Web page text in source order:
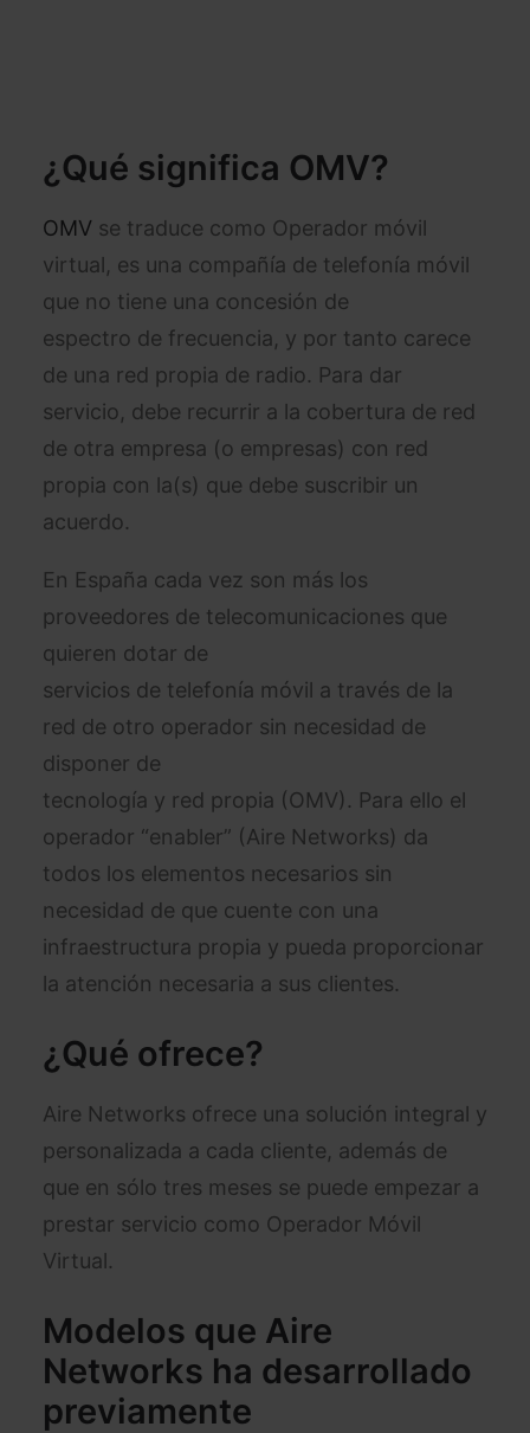
¿Qué significa OMV?
OMV se traduce como Operador móvil
virtual, es una compañía de telefonía móvil
que no tiene una concesión de
espectro de frecuencia, y por tanto carece
de una red propia de radio. Para dar
servicio, debe recurrir a la cobertura de red
de otra empresa (o empresas) con red
propia con la(s) que debe suscribir un
acuerdo.
En España cada vez son más los
proveedores de telecomunicaciones que
quieren dotar de
servicios de telefonía móvil a través de la
red de otro operador sin necesidad de
disponer de
tecnología y red propia (OMV). Para ello el
operador “enabler” (Aire Networks) da
todos los elementos necesarios sin
necesidad de que cuente con una
infraestructura propia y pueda proporcionar
la atención necesaria a sus clientes.
¿Qué ofrece?
Aire Networks ofrece una solución integral y
personalizada a cada cliente, además de
que en sólo tres meses se puede empezar a
prestar servicio como Operador Móvil
Virtual.
Modelos que Aire
Networks ha desarrollado
previamente